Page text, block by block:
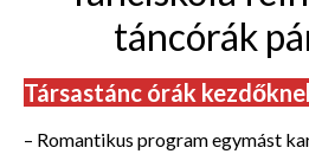
táncórák
Társastánc órák
– Romantikus program egymást